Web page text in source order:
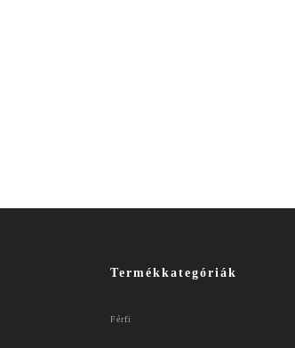
Termékkategóriák
Férfi